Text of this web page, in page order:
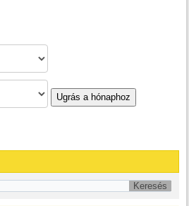
Ugrás a hónaphoz